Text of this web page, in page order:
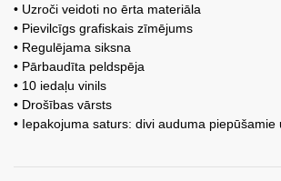
• Uzroči veidoti no ērta materiāla
• Pievilcīgs grafiskais zīmējums
• Regulējama siksna
• Pārbaudīta peldspēja
• 10 iedaļu vinils
• Drošības vārsts
• Iepakojuma saturs: divi auduma piepūšamie